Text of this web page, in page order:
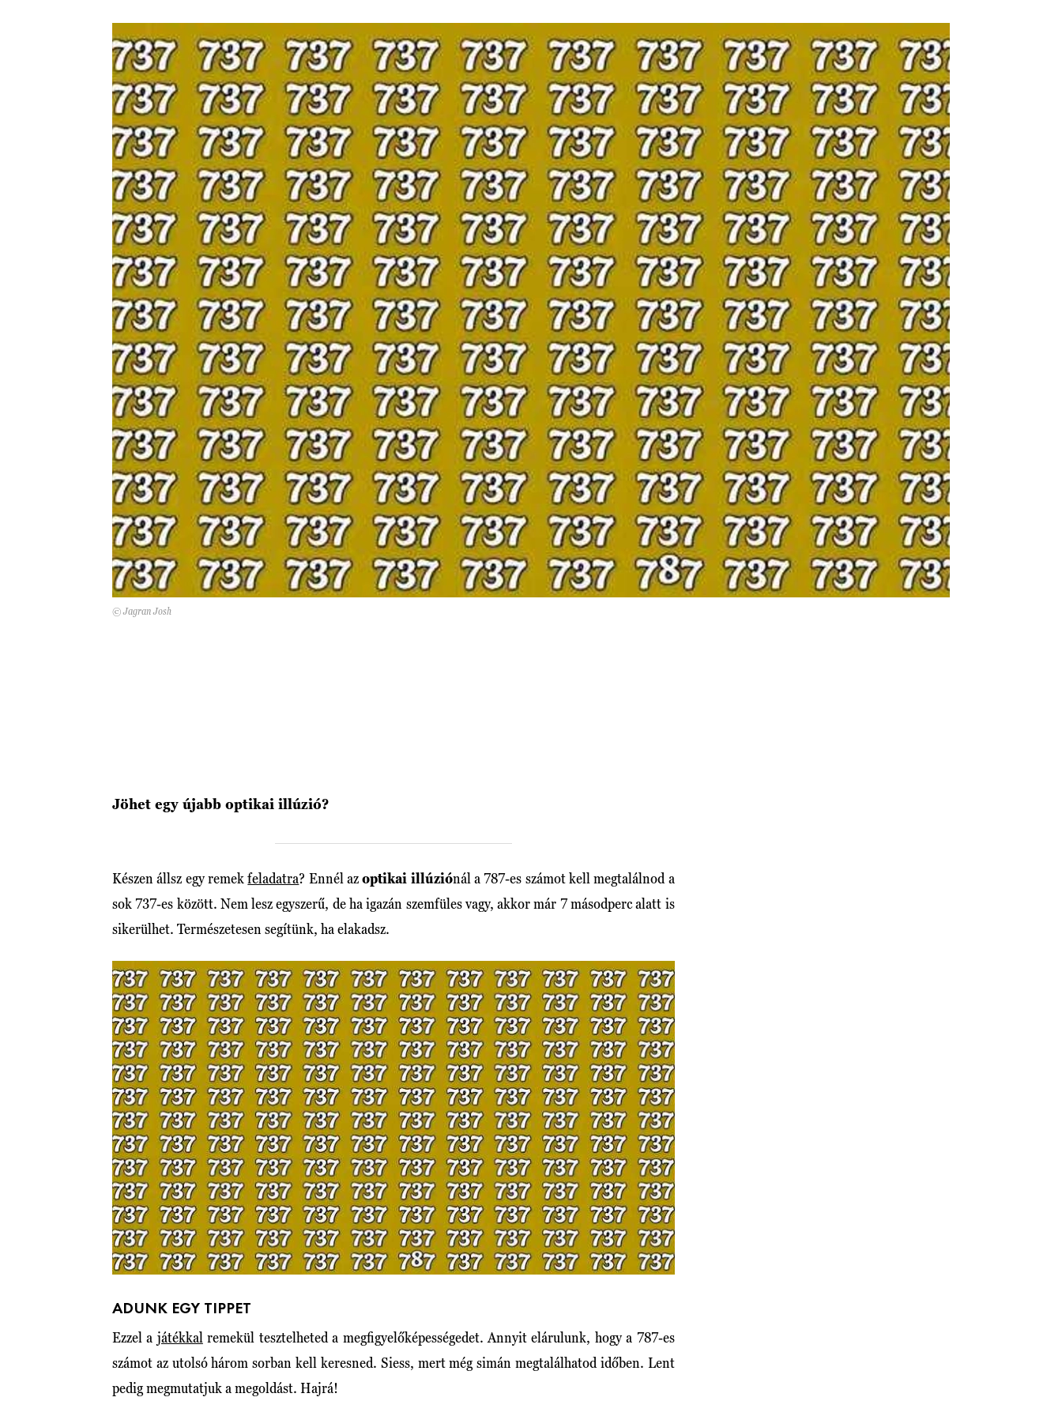
© Jagran Josh
Jöhet egy újabb optikai illúzió?
Készen állsz egy remekfeladatra? Ennél azoptikai illúziónál a 787-es számot kell megtalálnod a
sok 737-es között. Nem lesz egyszerű, de ha igazán szemfüles vagy, akkor már 7 másodperc alatt is
sikerülhet. Természetesen segítünk, ha elakadsz.
ADUNK EGY TIPPET
Ezzel a játékkalremekül tesztelheted a megfigyelőképességedet. Annyit elárulunk, hogy a 787-es
számot az utolsó három sorban kell keresned. Siess, mert még simán megtalálhatod időben. Lent
pedig megmutatjuk a megoldást. Hajrá!